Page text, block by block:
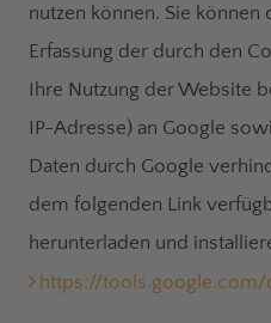
nutzen können. Sie können
Erfassung der durch den
Ihre Nutzung der Website
IP-Adresse) an Google
Daten durch Google
dem folgenden Link
herunterladen und
https://tools.google.com/